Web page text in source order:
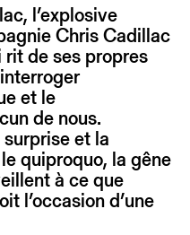
l’explosive
Chris Cadillac
de ses propres
et le
de nous.
et la
quiproquo, la gêne
à ce que
l’occasion d’une